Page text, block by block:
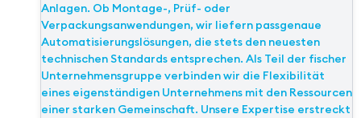
Anlagen. Ob Montage-, Prüf- oder
Verpackungsanwendungen, wir liefern passgenaue
Automatisierungslösungen, die stets den neuesten
technischen Standards entsprechen. Als Teil der fischer
Unternehmensgruppe verbinden wir die Flexibilität
eines eigenständigen Unternehmens mit den Ressourcen
einer starken Gemeinschaft. Unsere Expertise erstreckt